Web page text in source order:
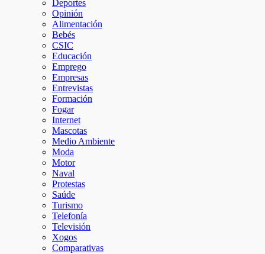
Deportes
Opinión
Alimentación
Bebés
CSIC
Educación
Emprego
Empresas
Entrevistas
Formación
Fogar
Internet
Mascotas
Medio Ambiente
Moda
Motor
Naval
Protestas
Saúde
Turismo
Telefonía
Televisión
Xogos
Comparativas